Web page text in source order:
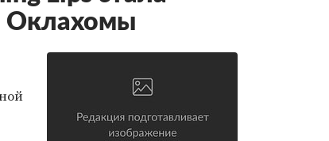
Оклахомы